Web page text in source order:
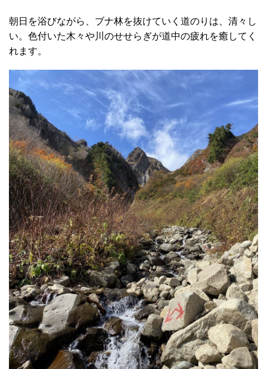
朝日を浴びながら、ブナ林を抜けていく道のりは、清々し
い。色付いた木々や川のせせらぎが道中の疲れを癒してく
れます。